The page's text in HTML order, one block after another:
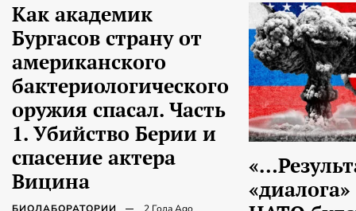
Как академик
Бургасов страну от
американского
бактериологического
оружия спасал. Часть
1. Убийство Берии и
спасение актера
Вицина
«диалога»